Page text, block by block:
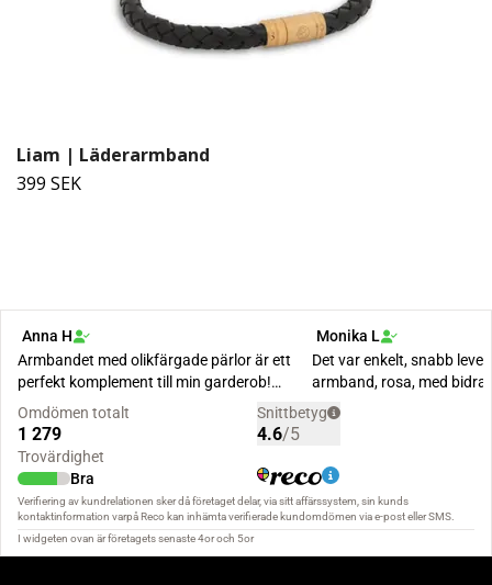
Liam | Läderarmband
399 SEK